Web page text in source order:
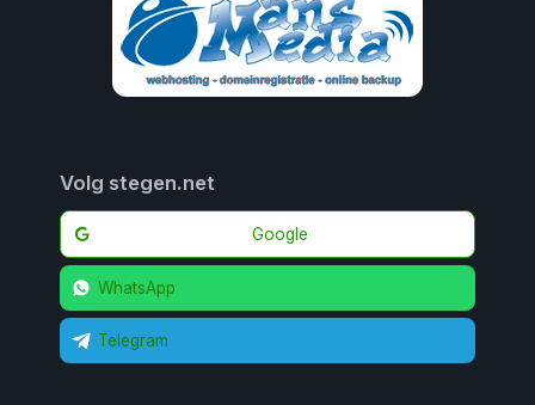
Volg stegen.net
Google
WhatsApp
Telegram